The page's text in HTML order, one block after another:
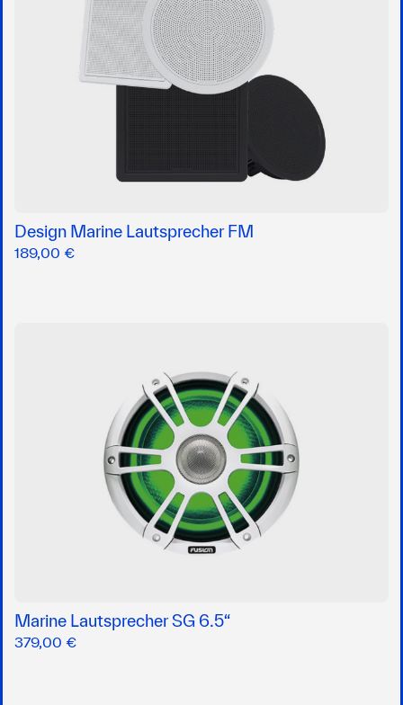
Design Marine Lautsprecher FM
189,00 €
Marine Lautsprecher SG 6.5“
379,00 €